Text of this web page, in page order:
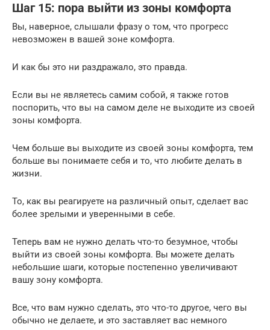
Шаг 15: пора выйти из зоны комфорта
Вы, наверное, слышали фразу о том, что прогресс
невозможен в вашей зоне комфорта.
И как бы это ни раздражало, это правда.
Если вы не являетесь самим собой, я также готов
поспорить, что вы на самом деле не выходите из своей
зоны комфорта.
Чем больше вы выходите из своей зоны комфорта, тем
больше вы понимаете себя и то, что любите делать в
жизни.
То, как вы реагируете на различный опыт, сделает вас
более зрелыми и уверенными в себе.
Теперь вам не нужно делать что-то безумное, чтобы
выйти из своей зоны комфорта. Вы можете делать
небольшие шаги, которые постепенно увеличивают
вашу зону комфорта.
Все, что вам нужно сделать, это что-то другое, чего вы
обычно не делаете, и это заставляет вас немного